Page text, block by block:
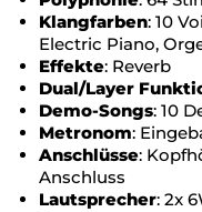
Klangfarben: 10
Electric Piano,
Effekte: Reverb
Dual/Layer
Demo-Songs: 10
Metronom:
Anschlüsse:
Anschluss
Lautsprecher: 2x